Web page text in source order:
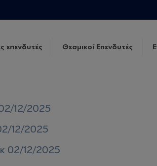
επενδυτές Θεσμικοί Επενδυτές
12/2025
12/2025
02/12/2025